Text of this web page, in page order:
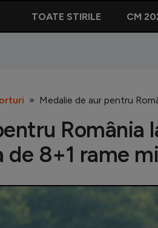
TOATE STIRILE CM
Medalie de aur pentru
România
de 8+1 rame